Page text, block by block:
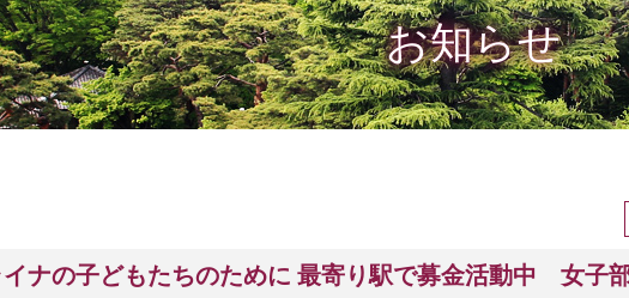
お知らせ
イナの子どもたちのために 最寄り駅で募金活動中 女子